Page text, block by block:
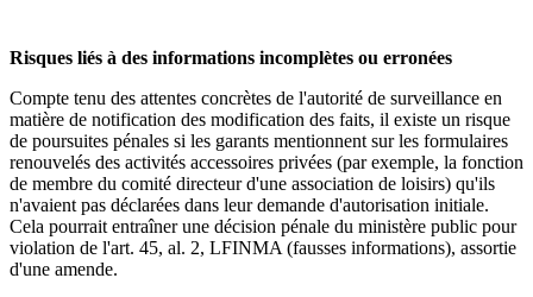
Risques liés à des informations incomplètes ou erronées
Compte tenu des attentes concrètes de l'autorité de surveillance en
matière de notification des modification des faits, il existe un risque
de poursuites pénales si les garants mentionnent sur les formulaires
renouvelés des activités accessoires privées (par exemple, la fonction
de membre du comité directeur d'une association de loisirs) qu'ils
n'avaient pas déclarées dans leur demande d'autorisation initiale.
Cela pourrait entraîner une décision pénale du ministère public pour
violation de l'art. 45, al. 2, LFINMA (fausses informations), assortie
d'une amende.